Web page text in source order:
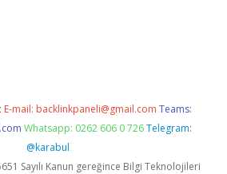
E-mail: backlinkpaneli@gmail.com Teams:
Whatsapp: 0262 606 0 726 Telegram:
@karabul
Sayılı Kanun gereğince Bilgi Teknolojileri